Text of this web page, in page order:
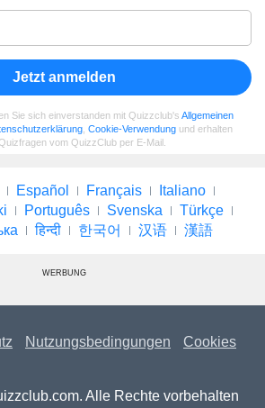
Jetzt anmelden
Sie sich einverstanden mit Quizzclub's Allgemeinen
Cookie-Verwendung und erhalten
vom QuizzClub per E-Mail.
Español Français
Italiano
Português Svenska
Türkçe
हिन्दी 한국어 汉语 漢語
WERBUNG
Nutzungsbedingungen
Cookies
Alle Rechte vorbehalten